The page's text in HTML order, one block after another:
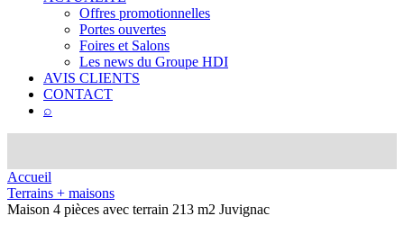
Offres promotionnelles
Portes ouvertes
Foires et Salons
Les news du Groupe HDI
AVIS CLIENTS
CONTACT
⌕
Accueil
Terrains + maisons
Maison 4 pièces avec terrain 213 m2 Juvignac